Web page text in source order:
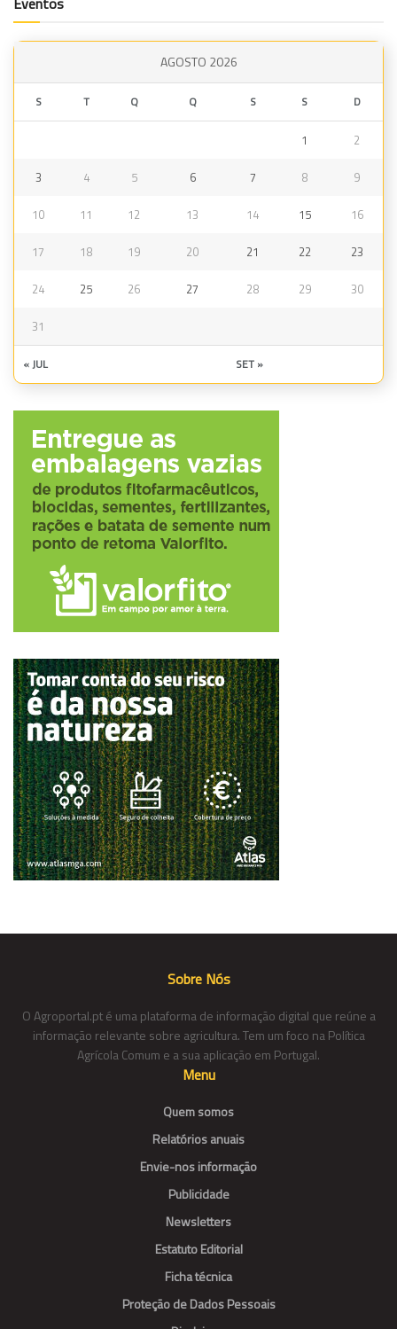
AGOSTO 2026
S T Q Q S S D
1 2
3 4 5 6 7 8 9
10 11 12 13 14 15 16
17 18 19 20 21 22 23
24 25 26 27 28 29 30
31
« JUL SET »
Sobre Nós
O Agroportal.pt é uma plataforma de informação digital que reúne a
informação relevante sobre agricultura. Tem um foco na Política
Agrícola Comum e a sua aplicação em Portugal.
Menu
Quem somos
Relatórios anuais
Envie-nos informação
Publicidade
Newsletters
Estatuto Editorial
Ficha técnica
Proteção de Dados Pessoais